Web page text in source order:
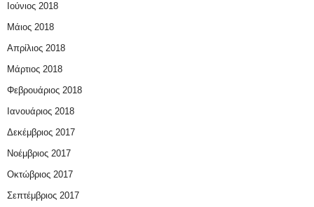
Ιούνιος 2018
Μάιος 2018
Απρίλιος 2018
Μάρτιος 2018
Φεβρουάριος 2018
Ιανουάριος 2018
Δεκέμβριος 2017
Νοέμβριος 2017
Οκτώβριος 2017
Σεπτέμβριος 2017